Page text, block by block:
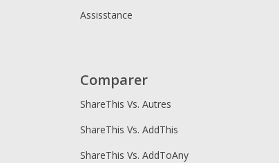
Assisstance
Comparer
ShareThis Vs. Autres
ShareThis Vs. AddThis
ShareThis Vs. AddToAny